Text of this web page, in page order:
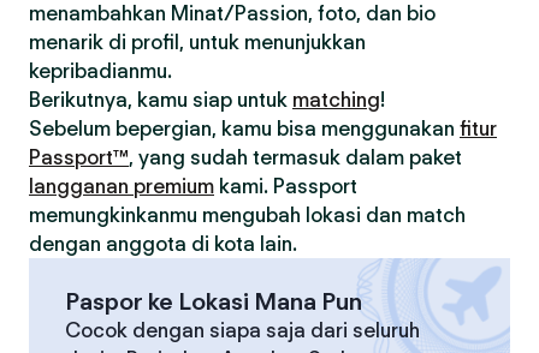
menambahkan Minat/Passion, foto, dan bio
menarik di profil, untuk menunjukkan
kepribadianmu.
Berikutnya, kamu siap untuk matching!
Sebelum bepergian, kamu bisa menggunakan fitur
Passport™, yang sudah termasuk dalam paket
langganan premium kami. Passport
memungkinkanmu mengubah lokasi dan match
dengan anggota di kota lain.
Paspor ke Lokasi Mana Pun
Cocok dengan siapa saja dari seluruh